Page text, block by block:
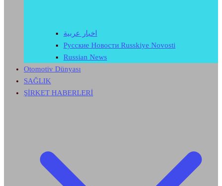
اخبار عربية
Русские Новости Russkiye Novosti
Russian News
Otomotiv Dünyası
SAĞLIK
ŞİRKET HABERLERİ